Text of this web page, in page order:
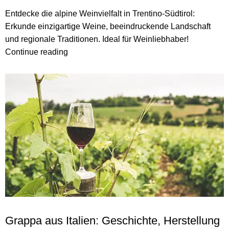
Entdecke die alpine Weinvielfalt in Trentino-Südtirol:
Erkunde einzigartige Weine, beeindruckende Landschaft
und regionale Traditionen. Ideal für Weinliebhaber!
Continue reading
Grappa aus Italien: Geschichte, Herstellung